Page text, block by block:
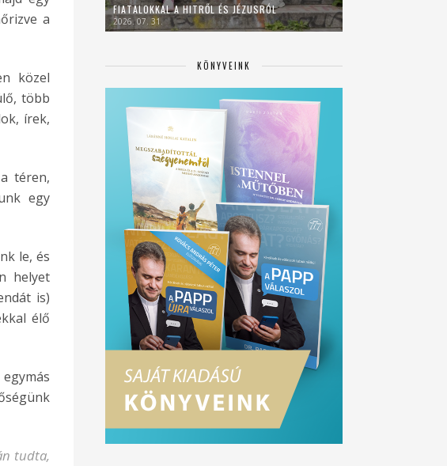
a
közel
több
írek,
téren,
egy
le, és
helyet
is)
élő
tudta,
FIATALOKKAL A HITRŐL ÉS JÉZUSRÓL
2026. 07. 31.
KÖNYVEINK